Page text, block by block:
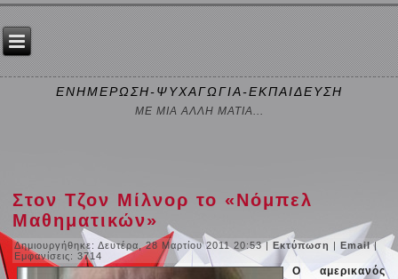
ΕΝΗΜΕΡΩΣΗ-ΨΥΧΑΓΩΓΙΑ-ΕΚΠΑΙΔΕΥΣΗ
ΜΕ ΜΙΑ ΑΛΛΗ ΜΑΤΙΑ...
Στον Τζον Μίλνορ το «Νόμπελ
Μαθηματικών»
Δημιουργήθηκε: Δευτέρα, 28 Μαρτίου 2011 20:53|Εκτύπωση |Email|
Εμφανίσεις: 3714
Ο αμερικανός